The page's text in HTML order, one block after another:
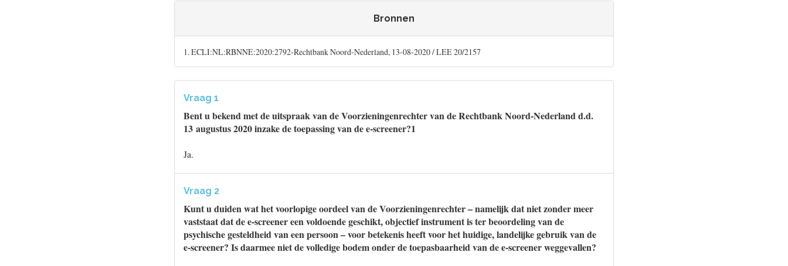
Bronnen
1. ECLI:NL:RBNNE:2020:2792-Rechtbank Noord-Nederland, 13-08-2020 / LEE 20/2157
Vraag 1
Bent u bekend met de uitspraak van de Voorzieningenrechter van de Rechtbank Noord-Nederland d.d.
13 augustus 2020 inzake de toepassing van de e-screener?1
Ja.
Vraag 2
Kunt u duiden wat het voorlopige oordeel van de Voorzieningenrechter – namelijk dat niet zonder meer
vaststaat dat de e-screener een voldoende geschikt, objectief instrument is ter beoordeling van de
psychische gesteldheid van een persoon – voor betekenis heeft voor het huidige, landelijke gebruik van de
e-screener? Is daarmee niet de volledige bodem onder de toepasbaarheid van de e-screener weggevallen?